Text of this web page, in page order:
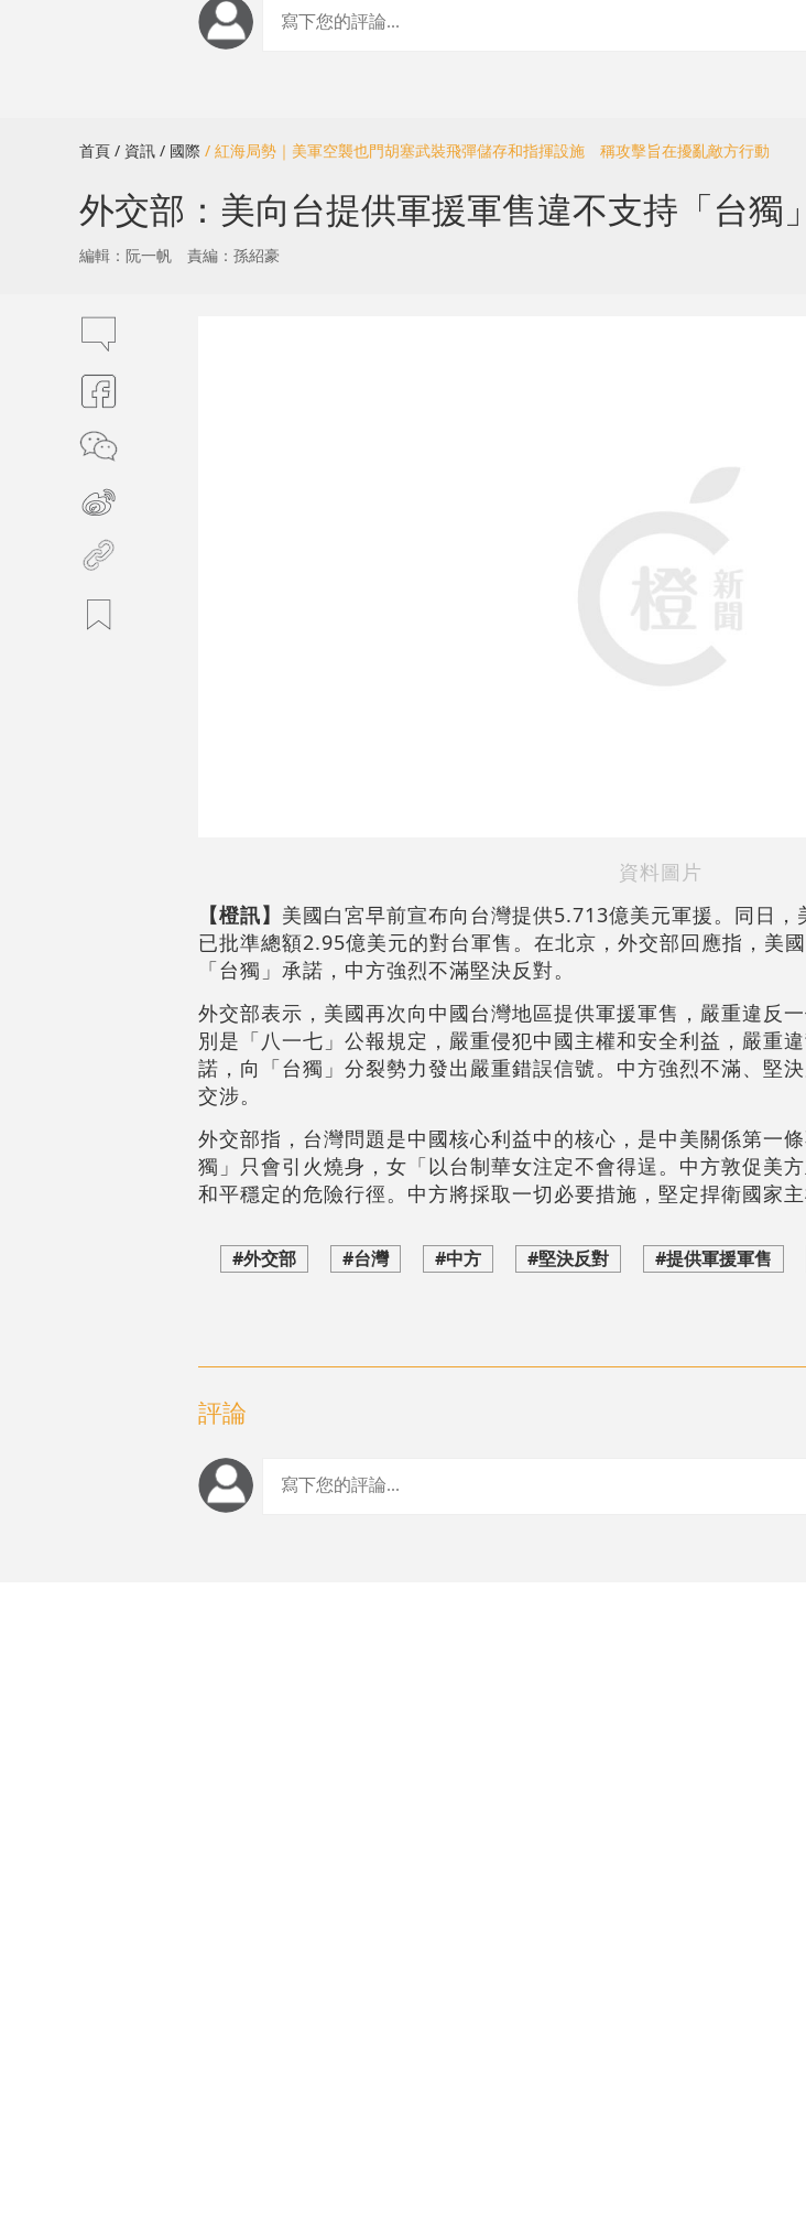
首頁 / 資訊 / 國際 / 紅海局勢｜美軍空襲也門胡塞武裝飛彈儲存和指揮設施 稱攻擊旨在擾亂敵方行動
外交部：美向台提供軍援軍售違不支持「台
編輯：阮一帆 責編：孫紹豪
資料圖片
【橙訊】 美國白宮早前宣布向台灣提供5.713億美元軍援。同日
已批準總額2.95億美元的對台軍售。在北京，外交部回應指，美
「台獨」承諾，中方強烈不滿堅決反對。
外交部表示，美國再次向中國台灣地區提供軍援軍售，嚴重違反
別是「八一七」公報規定，嚴重侵犯中國主權和安全利益，嚴重
諾，向「台獨」分裂勢力發出嚴重錯誤信號。中方強烈不滿、堅
交涉。
外交部指，台灣問題是中國核心利益中的核心，是中美關係第一
獨」只會引火燒身，女「以台制華女注定不會得逞。中方敦促美
和平穩定的危險行徑。中方將採取一切必要措施，堅定捍衛國家主
#外交部 #台灣 #中方 #堅決反對 #提供軍援軍售
評論